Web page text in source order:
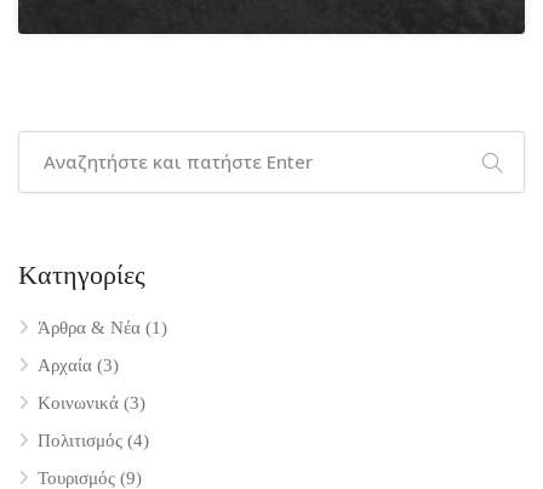
Kατηγορίες
Άρθρα & Νέα (1)
Αρχαία (3)
Κοινωνικά (3)
Πολιτισμός (4)
Τουρισμός (9)